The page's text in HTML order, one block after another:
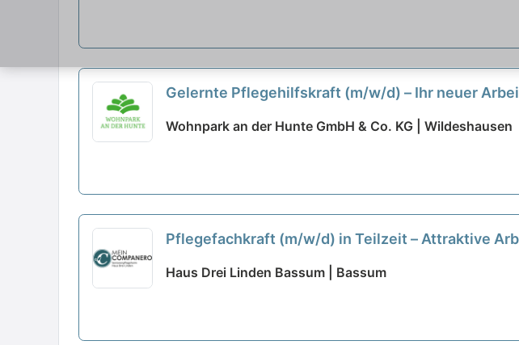
Gelernte Pflegehilfskraft (m/w/d) – Ihr neuer
Wohnpark an der Hunte GmbH & Co. KG | Wildeshausen
Pflegefachkraft (m/w/d) in Teilzeit – Attraktive
Haus Drei Linden Bassum | Bassum